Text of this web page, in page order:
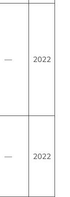
— 2022
— 2022